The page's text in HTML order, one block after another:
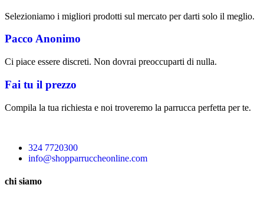
Selezioniamo i migliori prodotti sul mercato per darti solo il meglio.
Pacco Anonimo
Ci piace essere discreti. Non dovrai preoccuparti di nulla.
Fai tu il prezzo
Compila la tua richiesta e noi troveremo la parrucca perfetta per te.
324 7720300
info@shopparruccheonline.com
chi siamo